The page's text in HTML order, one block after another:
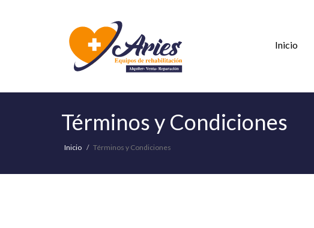
Inicio
Términos y Condiciones
Inicio Términos y Condiciones